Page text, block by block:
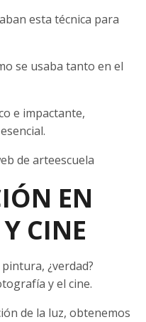
esta técnica para
se usaba tanto en el
e impactante,
EN
CINE
¿verdad?
y el cine.
de la luz, obtenemos